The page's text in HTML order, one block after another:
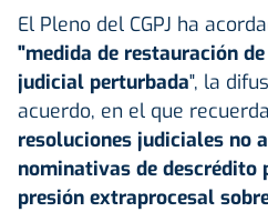
El Pleno del CGPJ ha
"medida de restauración
judicial perturbada", la
acuerdo, en el que
resoluciones judiciales no
nominativas de descrédito
presión extraprocesal